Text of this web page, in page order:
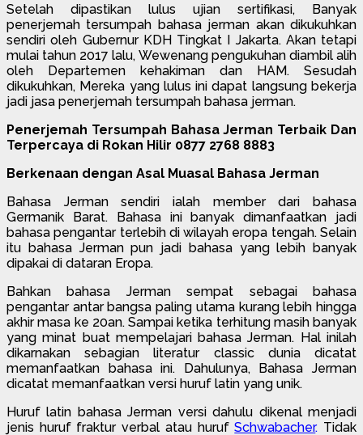
Setelah dipastikan lulus ujian sertifikasi, Banyak
penerjemah tersumpah bahasa jerman akan dikukuhkan
sendiri oleh Gubernur KDH Tingkat I Jakarta. Akan tetapi
mulai tahun 2017 lalu, Wewenang pengukuhan diambil alih
oleh Departemen kehakiman dan HAM. Sesudah
dikukuhkan, Mereka yang lulus ini dapat langsung bekerja
jadi jasa penerjemah tersumpah bahasa jerman.
Penerjemah Tersumpah Bahasa Jerman Terbaik Dan
Terpercaya di Rokan Hilir 0877 2768 8883
Berkenaan dengan Asal Muasal Bahasa Jerman
Bahasa Jerman sendiri ialah member dari bahasa
Germanik Barat. Bahasa ini banyak dimanfaatkan jadi
bahasa pengantar terlebih di wilayah eropa tengah. Selain
itu bahasa Jerman pun jadi bahasa yang lebih banyak
dipakai di dataran Eropa.
Bahkan bahasa Jerman sempat sebagai bahasa
pengantar antar bangsa paling utama kurang lebih hingga
akhir masa ke 20an. Sampai ketika terhitung masih banyak
yang minat buat mempelajari bahasa Jerman. Hal inilah
dikarnakan sebagian literatur classic dunia dicatat
memanfaatkan bahasa ini. Dahulunya, Bahasa Jerman
dicatat memanfaatkan versi huruf latin yang unik.
Huruf latin bahasa Jerman versi dahulu dikenal menjadi
jenis huruf fraktur verbal atau hurufSchwabacher. Tidak